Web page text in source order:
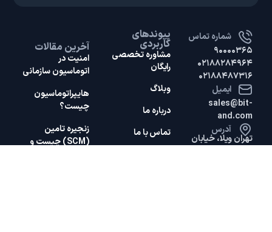
شماره تماس
۹۰۰۰۰۳۶۵
۰۲۱۸۸۲۸۴۹۶۴
۰۲۱۸۸۴۸۷۳۱۶
ایمیل
sales@bit-
and.com
آدرس
تهران ویلا، خیابان
پیوندهای
کاربردی
مشاوره تخصصی
رایگان
وبلاگ
درباره ما
تماس با ما
آخرین مقالات
امنیت در
اتوماسیون سازمانی
هایپر‌اتوماسیون
چیست؟
زنجیره تامین
(SCM) چیست و